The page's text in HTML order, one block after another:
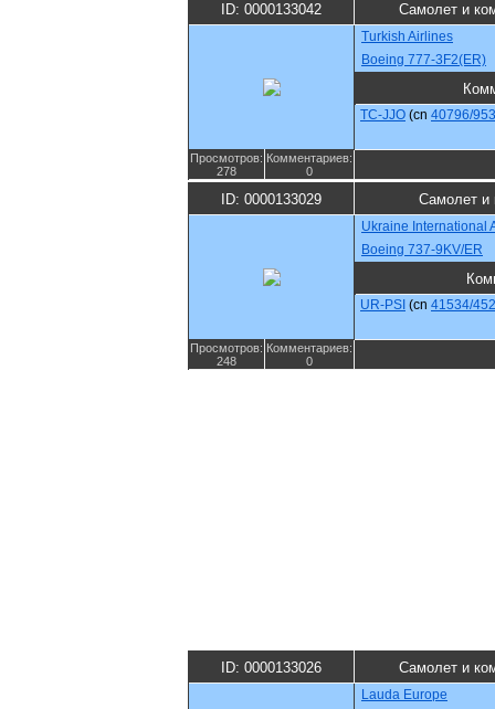
ID: 0000133042 Самолет и
Turkish Airlines
Boeing 777-3F2(ER)
TC-JJO (cn 40796/953
Просмотров:
278
Комментариев:
0
ID: 0000133029 Самолет и
Ukraine International
Boeing 737-9KV/ER
UR-PSI (cn 41534/
Просмотров:
248
Комментариев:
0
ID: 0000133026 Самолет и
Lauda Europe